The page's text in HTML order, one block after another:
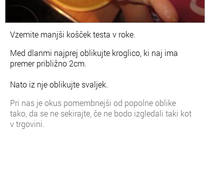
Vzemite manjši košček testa v roke.
Med dlanmi najprej oblikujte kroglico, ki naj ima
premer približno 2cm.
Nato iz nje oblikujte svaljek.
Pri nas je okus pomembnejši od popolne oblike
tako, da se ne sekirajte, če ne bodo izgledali taki kot
v trgovini.